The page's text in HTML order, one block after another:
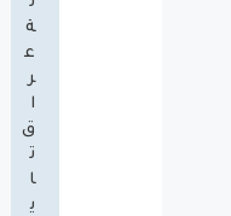
ة
ع
ر
ا
ق
ت
ا
ي